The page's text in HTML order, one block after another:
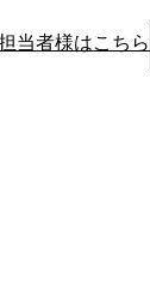
当者様はこちら